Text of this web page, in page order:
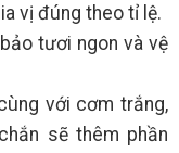
vị đúng theo tỉ lệ.
tươi ngon và vệ
với cơm trắng,
sẽ thêm phần